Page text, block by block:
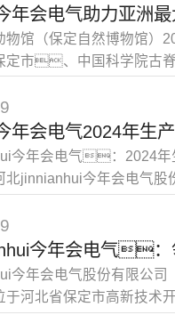
县人民医院新院区位于成
面积218亩，一期建
绿色生态、现代化
的三
馆（保定自然博物馆）
市、中国科学院古脊
定自然博物馆）正式开馆
120亩，总建筑面积约
院古脊椎所雄厚的
究、收藏、保护
年会电气2024年生
今年会电气：2024年
北jinnianhui今年会电气股
和电力行业的领先地
，河北jinnianhui今年
品质量提升，以满足
据规划，河北
今年会电气股份有限公司
河北省保定市高新技术开